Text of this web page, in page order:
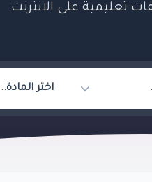
تعليمية على الانترنت